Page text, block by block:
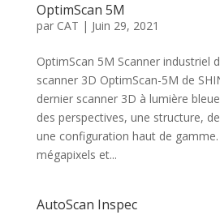
OptimScan 5M
par CAT | Juin 29, 2021
OptimScan 5M Scanner industriel
scanner 3D OptimScan-5M de
dernier scanner 3D à lumière
des perspectives, une structure,
une configuration haut de
mégapixels et...
AutoScan Inspec